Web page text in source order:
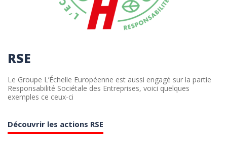
RSE
Le Groupe L’Échelle Européenne est aussi engagé sur la partie
Responsabilité Sociétale des Entreprises, voici quelques
exemples ce ceux-ci
Découvrir les actions RSE